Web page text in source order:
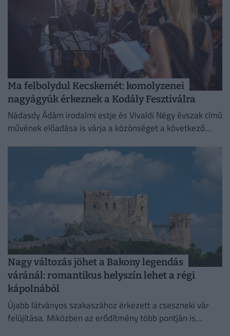
Ma felbolydul Kecskemét: komolyzenei
nagyágyúk érkeznek a Kodály Fesztiválra
Nádasdy Ádám irodalmi estje és Vivaldi Négy évszak című
művének előadása is várja a közönséget a következő
Nagy változás jöhet a Bakony legendás
váránál: romantikus helyszín lehet a régi
kápolnából
Újabb látványos szakaszához érkezett a cseszneki vár
felújítása. Miközben az erődítmény több pontján is